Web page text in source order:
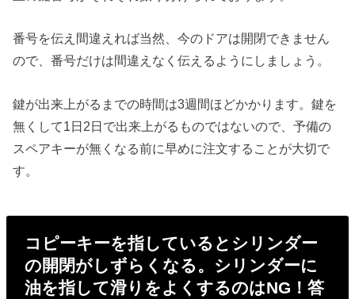
番号を伝え間違えれば当然、今のドアは開閉できません
ので、番号だけは間違えなく伝えるようにしましょう。
鍵が出来上がるまでの時間は3週間ほどかかります。鍵を
無くして1日2日で出来上がるものではないので、予備の
スペアキーが無くなる前に早めに注文することが大切で
す。
コピーキーを指しているとシリンダー
の開閉がしずらくなる。シリンダーに
油を指して滑りをよくするのはNG！答